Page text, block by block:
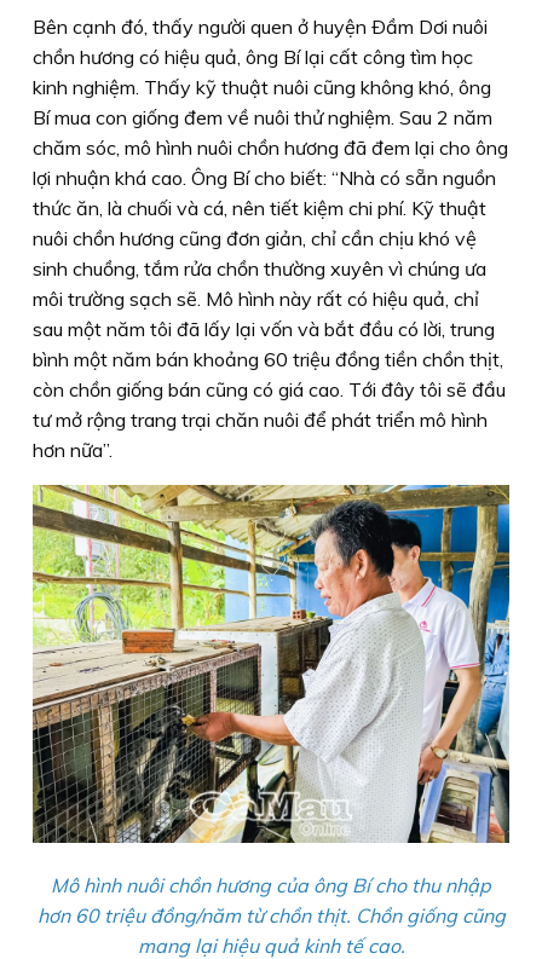
Bên cạnh đó, thấy người quen ở huyện Ðầm Dơi nuôi
chồn hương có hiệu quả, ông Bí lại cất công tìm học
kinh nghiệm. Thấy kỹ thuật nuôi cũng không khó, ông
Bí mua con giống đem về nuôi thử nghiệm. Sau 2 năm
chăm sóc, mô hình nuôi chồn hương đã đem lại cho ông
lợi nhuận khá cao. Ông Bí cho biết: “Nhà có sẵn nguồn
thức ăn, là chuối và cá, nên tiết kiệm chi phí. Kỹ thuật
nuôi chồn hương cũng đơn giản, chỉ cần chịu khó vệ
sinh chuồng, tắm rửa chồn thường xuyên vì chúng ưa
môi trường sạch sẽ. Mô hình này rất có hiệu quả, chỉ
sau một năm tôi đã lấy lại vốn và bắt đầu có lời, trung
bình một năm bán khoảng 60 triệu đồng tiền chồn thịt,
còn chồn giống bán cũng có giá cao. Tới đây tôi sẽ đầu
tư mở rộng trang trại chăn nuôi để phát triển mô hình
hơn nữa”.
Mô hình nuôi chồn hương của ông Bí cho thu nhập
hơn 60 triệu đồng/năm từ chồn thịt. Chồn giống cũng
mang lại hiệu quả kinh tế cao.